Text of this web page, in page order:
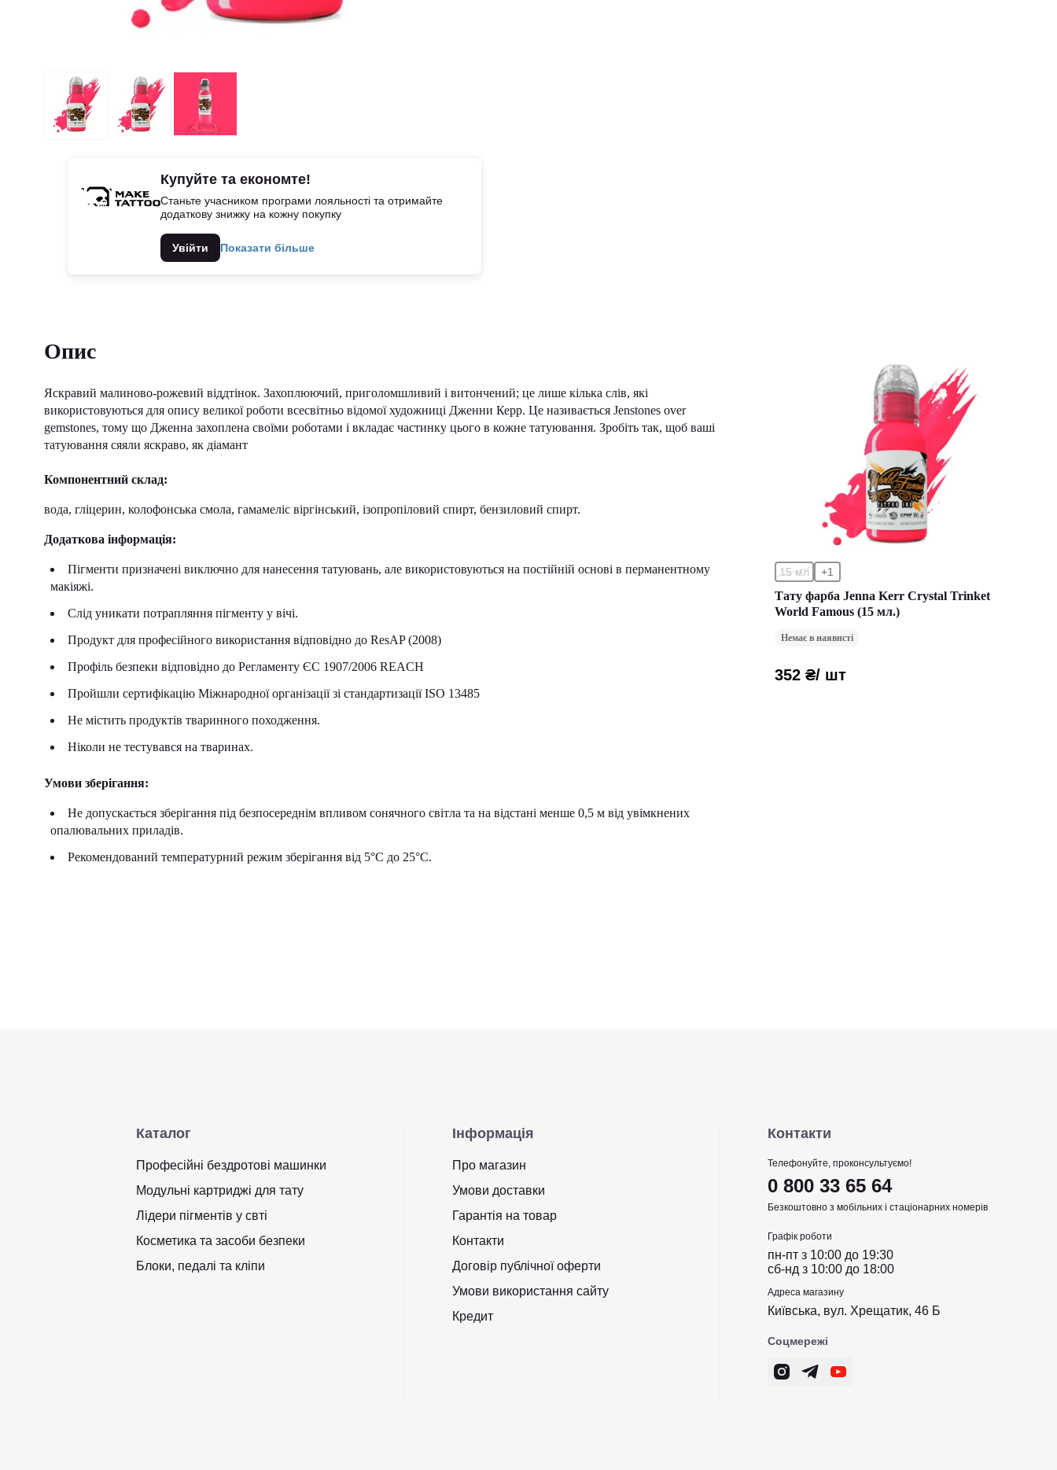
Купуйте та економте!
Станьте учасником програми лояльності та отримайте
додаткову знижку на кожну покупку
Увійти Показати більше
Опис
Яскравий малиново-рожевий віддтінок. Захоплюючий, приголомшливий і витончений; це лише кілька слів, які
використовуються для опису великої роботи всесвітньо відомої художниці Дженни Керр. Це називається Jenstones over
gemstones, тому що Дженна захоплена своїми роботами і вкладає частинку цього в кожне татуювання. Зробіть так, щоб ваші
татуювання сяяли яскраво, як діамант
Компонентний склад:
вода, гліцерин, колофонська смола, гамамеліс віргінський, ізопропіловий спирт, бензиловий спирт.
Додаткова інформація:
Пігменти призначені виключно для нанесення татуювань, але використовуються на постійній основі в перманентному
макіяжі.
Слід уникати потрапляння пігменту у вічі.
Продукт для професійного використання відповідно до ResAP (2008)
Профіль безпеки відповідно до Регламенту ЄС 1907/2006 REACH
Пройшли сертифікацію Міжнародної організації зі стандартизації ISO 13485
Не містить продуктів тваринного походження.
Ніколи не тестувався на тваринах.
Умови зберігання:
Не допускається зберігання під безпосереднім впливом сонячного світла та на відстані менше 0,5 м від увімкнених
опалювальних приладів.
Рекомендований температурний режим зберігання від 5°С до 25°С.
15 мл +1
Тату фарба Jenna Kerr Crystal Trinket
World Famous (15 мл.)
Немає в наявнсті
352 ₴/ шт
Каталог
Професійні бездротові машинки
Модульні картриджі для тату
Лідери пігментів у свті
Косметика та засоби безпеки
Блоки, педалі та кліпи
Інформація
Про магазин
Умови доставки
Гарантія на товар
Контакти
Договір публічної оферти
Умови використання сайту
Кредит
Контакти
Телефонуйте, проконсультуємо!
0 800 33 65 64
Безкоштовно з мобільних і стаціонарних номерів
Графік роботи
пн-пт з 10:00 до 19:30
сб-нд з 10:00 до 18:00
Адреса магазину
Київська, вул. Хрещатик, 46 Б
Соцмережі